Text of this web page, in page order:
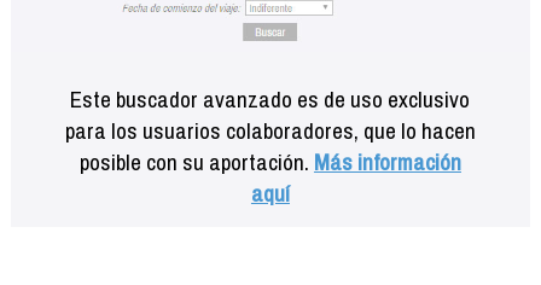
Este buscador avanzado es de uso exclusivo
para los usuarios colaboradores, que lo hacen
posible con su aportación. Más información
aquí